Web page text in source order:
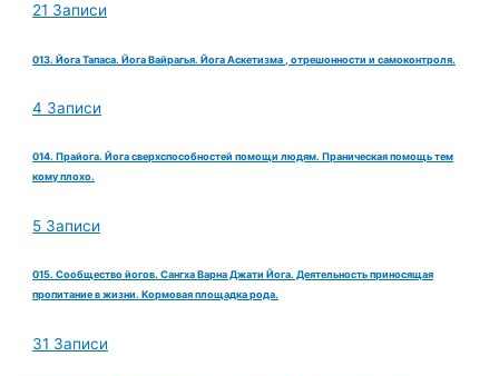
21 Записи
013. Йога Тапаса. Йога Вайрагья. Йога Аскетизма , отрешонности и самоконтроля.
4 Записи
014. Прайога. Йога сверхспособностей помощи людям. Праническая помощь тем
кому плохо.
5 Записи
015. Сообщество йогов. Сангха Варна Джати Йога. Деятельность приносящая
пропитание в жизни. Кормовая площадка рода.
31 Записи